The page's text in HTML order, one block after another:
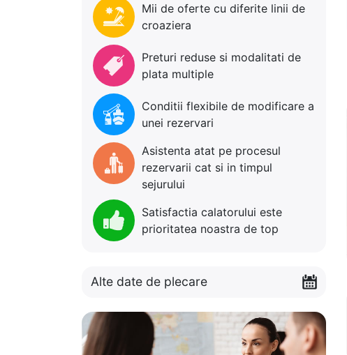
Mii de oferte cu diferite linii de
croaziera
Preturi reduse si modalitati de
plata multiple
Conditii flexibile de modificare a
unei rezervari
Asistenta atat pe procesul
rezervarii cat si in timpul
sejurului
Satisfactia calatorului este
prioritatea noastra de top
Alte date de plecare